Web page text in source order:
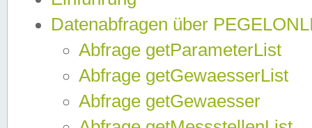
Datenabfragen über
Abfrage getParameterList
Abfrage getGewaesserList
Abfrage getGewaesser